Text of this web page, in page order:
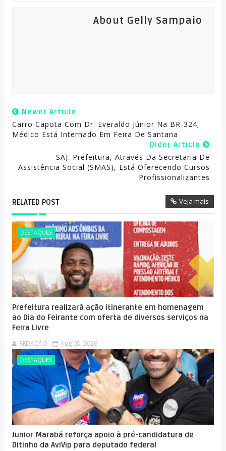
About Gelly Sampaio
Newer Article
Carro Capota Com Dr. Everaldo Júnior Na BR-324;
Médico Está Internado Em Feira De Santana
Older Article
SAJ: Prefeitura, Através Da Secretaria De
Assistência Social (SMAS), Está Oferecendo Cursos
Profissionalizantes
RELATED POST Veja mais
DESTAQUES
Prefeitura realizará ação itinerante em homenagem
ao Dia do Feirante com oferta de diversos serviços na
Feira Livre
REDAÇÃO Aug 05, 2026
DESTAQUES
Junior Marabá reforça apoio à pré-candidatura de
Ditinho da AviVip para deputado federal